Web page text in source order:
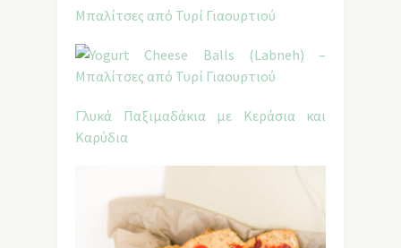
Μπαλίτσες από Τυρί Γιαουρτιού
Γλυκά Παξιμαδάκια με Κεράσια και
Καρύδια